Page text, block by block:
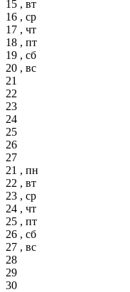
15 , вт
16 , ср
17 , чт
18 , пт
19 , сб
20 , вс
21
22
23
24
25
26
27
21 , пн
22 , вт
23 , ср
24 , чт
25 , пт
26 , сб
27 , вс
28
29
30